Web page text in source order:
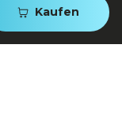
Kaufen